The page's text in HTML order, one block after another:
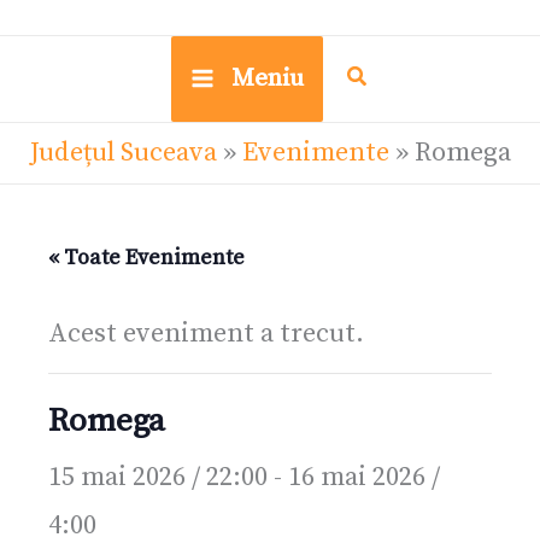
Meniu
Județul Suceava» Evenimente » Romega
« Toate Evenimente
Acest eveniment a trecut.
Romega
15 mai 2026 / 22:00 - 16 mai 2026 /
4:00